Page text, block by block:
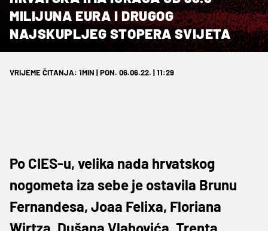
MILIJUNA EURA I DRUGOG
NAJSKUPLJEG STOPERA SVIJETA
VRIJEME ČITANJA: 1MIN | PON. 06.06.22. | 11:29
Po CIES-u, velika nada hrvatskog
nogometa iza sebe je ostavila Brunu
Fernandesa, Joaa Felixa, Floriana